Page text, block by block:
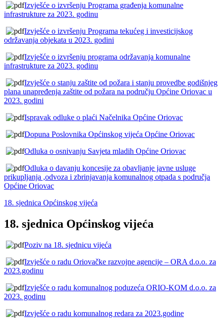
Izvješće o izvršenju Programa građenja komunalne
infrastrukture za 2023. godinu
Izvješće o izvršenju Programa tekućeg i investicijskog
održavanja objekata u 2023. godini
Izvješće o izvršenju programa održavanja komunalne
infrastrukture za 2023. godinu
Izvješće o stanju zaštite od požara i stanju provedbe godišnjeg
plana unapređenja zaštite od požara na području Općine Oriovac u
2023. godini
Ispravak odluke o plaći Načelnika Općine Oriovac
Dopuna Poslovnika Općinskog vijeća Općine Oriovac
Odluka o osnivanju Savjeta mladih Općine Oriovac
Odluka o davanju koncesije za obavljanje javne usluge
prikupljanja ,odvoza i zbrinjavanja komunalnog otpada s područja
Općine Oriovac
18. sjednica Općinskog vijeća
18. sjednica Općinskog vijeća
Poziv na 18. sjednicu vijeća
Izvješće o radu Oriovačke razvojne agencije – ORA d.o.o. za
2023.godinu
Izvješće o radu komunalnog poduzeća ORIO-KOM d.o.o. za
2023. godinu
Izvješće o radu komunalnog redara za 2023.godine